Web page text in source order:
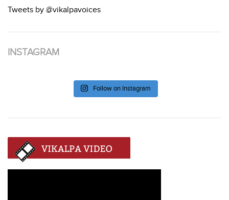
Tweets by @vikalpavoices
INSTAGRAM
Follow on Instagram